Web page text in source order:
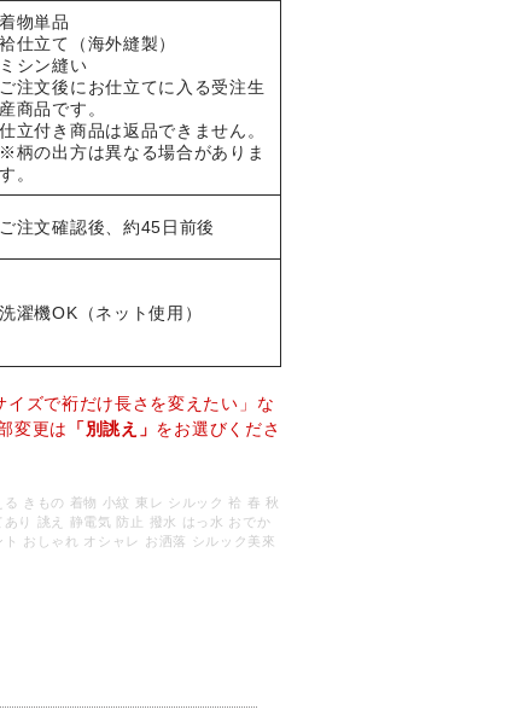
着物単品
袷仕立て（海外縫製）
ミシン縫い
ご注文後にお仕立てに入る受注生
産商品です。
仕立付き商品は返品できません。
※柄の出方は異なる場合がありま
す。
ご注文確認後、約45日前後
洗濯機OK（ネット使用）
ズで裄だけ長さを変えたい」な
変更は
「別誂え」 をお選びくださ
る きもの 着物 小紋 東レ シルック 袷 春 秋
あり 誂え 静電気 防止 撥水 はっ水 おでか
ト おしゃれ オシャレ お洒落 シルック美來